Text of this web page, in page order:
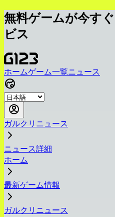
無料ゲームが今す
ビス
ホームゲーム一覧ニュース
ガルクリニュース
ニュース詳細
ホーム
最新ゲーム情報
ガルクリニュース